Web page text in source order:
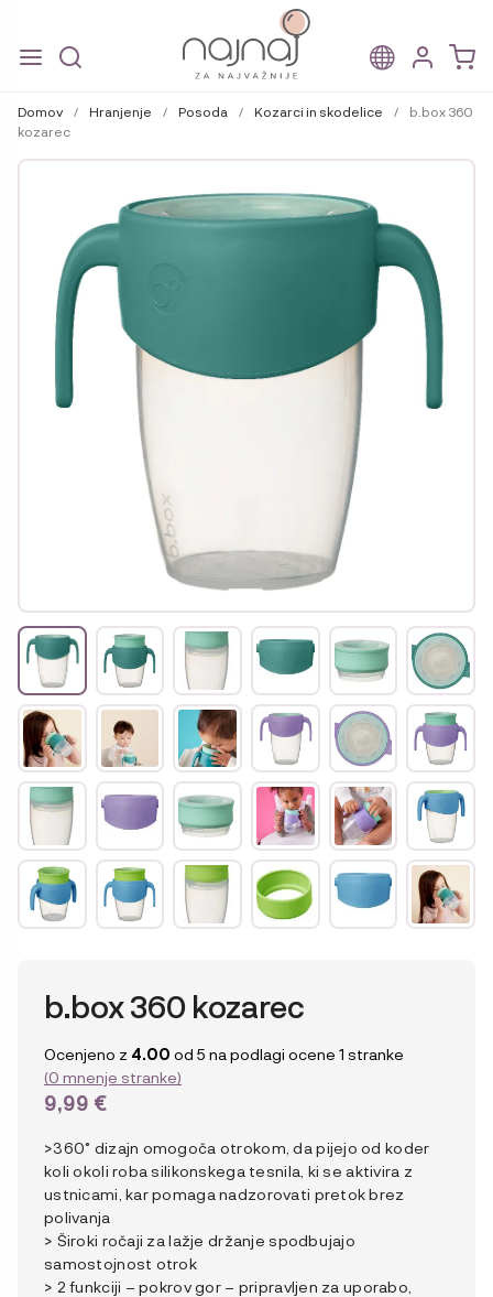
to
navigation
to
content
Domov / Hranjenje / Posoda / Kozarci in skodelice /
b.box 360
kozarec
b.box 360 kozarec
Ocenjeno z 4.00 od 5 na podlagi ocene 1 stranke
(0 mnenje stranke)
9,99 €
>360˚ dizajn omogoča otrokom, da pijejo od koder
koli okoli roba silikonskega tesnila, ki se aktivira z
ustnicami, kar pomaga nadzorovati pretok brez
polivanja
> Široki ročaji za lažje držanje spodbujajo
samostojnost otrok
> 2 funkciji – pokrov gor – pripravljen za uporabo,